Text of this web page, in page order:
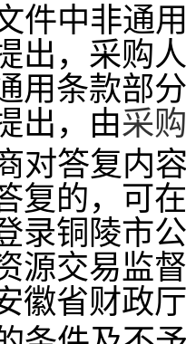
件中非通
出，采购
用条款部
出，由采
对答复内
复的，可
录铜陵市
源交易监
徽省财政